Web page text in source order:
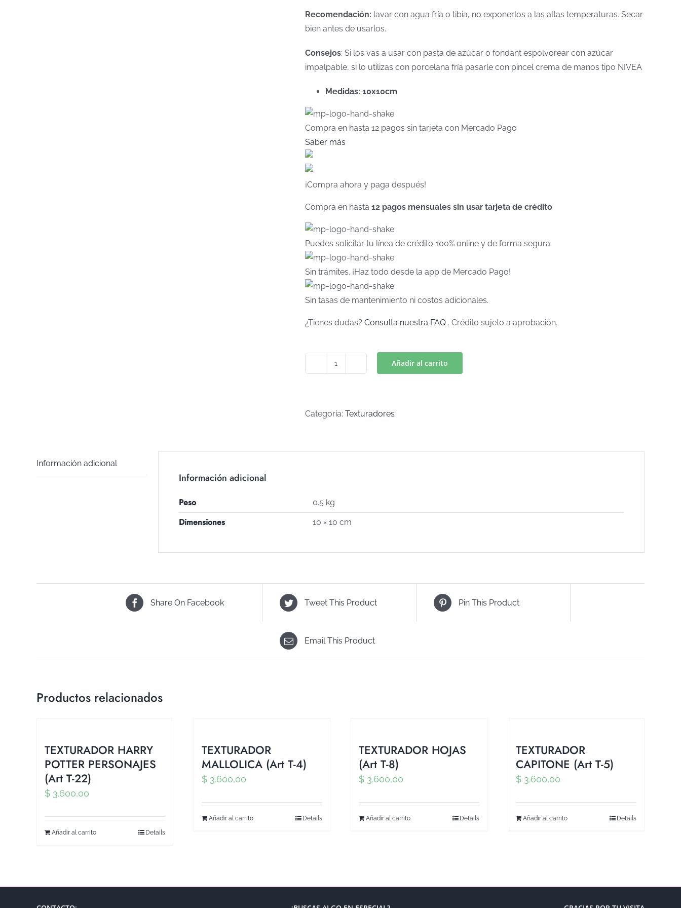
Recomendación: lavar con agua fría o tibia, no exponerlos a las altas temperaturas. Secar
bien antes de usarlos.
Consejos: Si los vas a usar con pasta de azúcar o fondant espolvorear con azúcar
impalpable, si lo utilizas con porcelana fría pasarle con pincel crema de manos tipo NIVEA
Medidas: 10x10cm
Compra en hasta 12 pagos sin tarjeta con Mercado Pago
Saber más
¡Compra ahora y paga después!
Compra en hasta 12 pagos mensuales sin usar tarjeta de crédito
Puedes solicitar tu línea de crédito 100% online y de forma segura.
Sin trámites. ¡Haz todo desde la app de Mercado Pago!
Sin tasas de mantenimiento ni costos adicionales.
¿Tienes dudas? Consulta nuestra FAQ . Crédito sujeto a aprobación.
58)
Añadir al carrito
Categoría: Texturadores
Información adicional
Información adicional
Peso 0.5 kg
Dimensiones 10 × 10 cm
Share On Facebook Tweet This Product Pin This Product
Email This Product
Productos relacionados
TEXTURADOR HARRY
POTTER PERSONAJES
(Art T-22)
$ 3.600,00
Añadir al carrito Details
TEXTURADOR
MALLOLICA (Art T-4)
$ 3.600,00
Añadir al carrito Details
TEXTURADOR HOJAS
(Art T-8)
$ 3.600,00
Añadir al carrito Details
TEXTURADOR
CAPITONE (Art T-5)
$ 3.600,00
Añadir al carrito Details